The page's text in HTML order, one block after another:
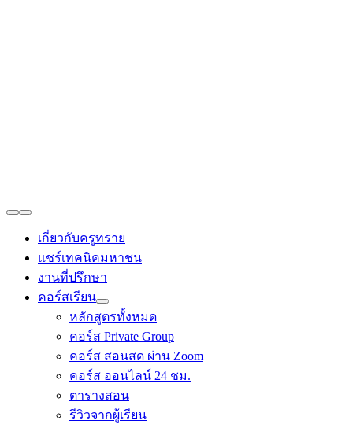
Toggle
Navigation
เกี่ยวกับครูทราย
แชร์เทคนิคมหาชน
งานที่ปรึกษา
คอร์สเรียน
หลักสูตรทั้งหมด
คอร์ส Private Group
คอร์ส สอนสด ผ่าน Zoom
คอร์ส ออนไลน์ 24 ชม.
ตารางสอน
รีวิวจากผู้เรียน